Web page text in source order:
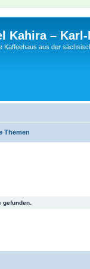
Kahira –
Kaffeehaus aus der
Themen